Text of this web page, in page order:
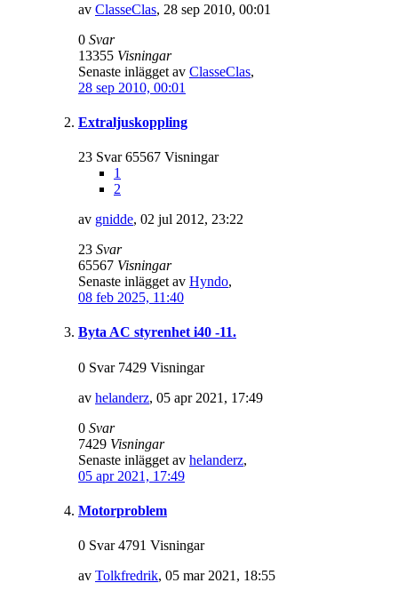
av ClasseClas, 28 sep 2010, 00:01
0 Svar
13355 Visningar
Senaste inlägget av ClasseClas,
28 sep 2010, 00:01
Extraljuskoppling
23 Svar 65567 Visningar
1
2
av gnidde, 02 jul 2012, 23:22
23 Svar
65567 Visningar
Senaste inlägget av Hyndo,
08 feb 2025, 11:40
Byta AC styrenhet i40 -11.
0 Svar 7429 Visningar
av helanderz, 05 apr 2021, 17:49
0 Svar
7429 Visningar
Senaste inlägget av helanderz,
05 apr 2021, 17:49
Motorproblem
0 Svar 4791 Visningar
av Tolkfredrik, 05 mar 2021, 18:55